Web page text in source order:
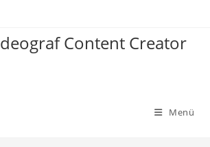
Content Creator
Menü